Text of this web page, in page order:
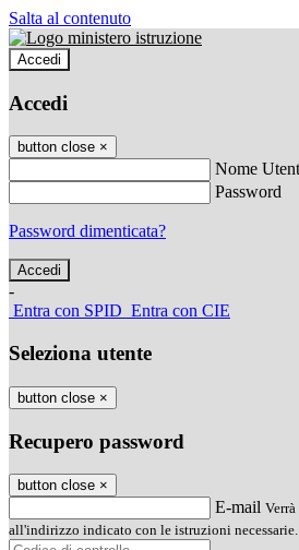
Salta al contenuto
Accedi
Accedi
button close ×
Nome
Password
Password dimenticata?
-
Entra con SPID Entra con CIE
Seleziona utente
button close ×
Recupero password
button close ×
E-mail
all'indirizzo indicato con le istruzioni necessarie.